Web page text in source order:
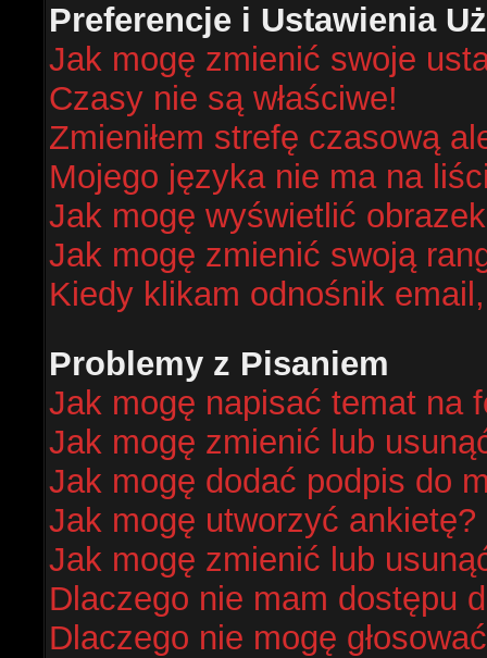
Preferencje i Ustawienia
Jak mogę zmienić swoje
Czasy nie są właściwe!
Zmieniłem strefę czasową
Mojego języka nie ma na
Jak mogę wyświetlić
Jak mogę zmienić swoją
Kiedy klikam odnośnik
Problemy z Pisaniem
Jak mogę napisać temat na
Jak mogę zmienić lub
Jak mogę dodać podpis do
Jak mogę utworzyć ankietę?
Jak mogę zmienić lub
Dlaczego nie mam dostępu
Dlaczego nie mogę